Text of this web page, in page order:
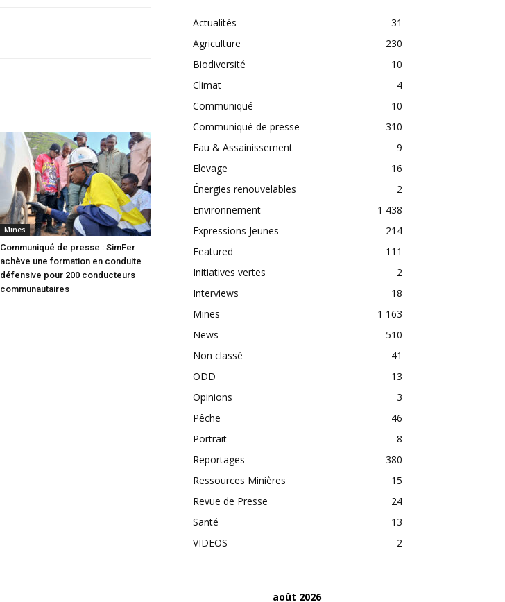
Mines
Communiqué de presse : SimFer
achève une formation en conduite
défensive pour 200 conducteurs
communautaires
Actualités
31
Agriculture
230
Biodiversité
10
Climat
4
Communiqué
10
Communiqué de presse
310
Eau & Assainissement
9
Elevage
16
Énergies renouvelables
2
Environnement
1 438
Expressions Jeunes
214
Featured
111
Initiatives vertes
2
Interviews
18
Mines
1 163
News
510
Non classé
41
ODD
13
Opinions
3
Pêche
46
Portrait
8
Reportages
380
Ressources Minières
15
Revue de Presse
24
Santé
13
VIDEOS
2
août 2026